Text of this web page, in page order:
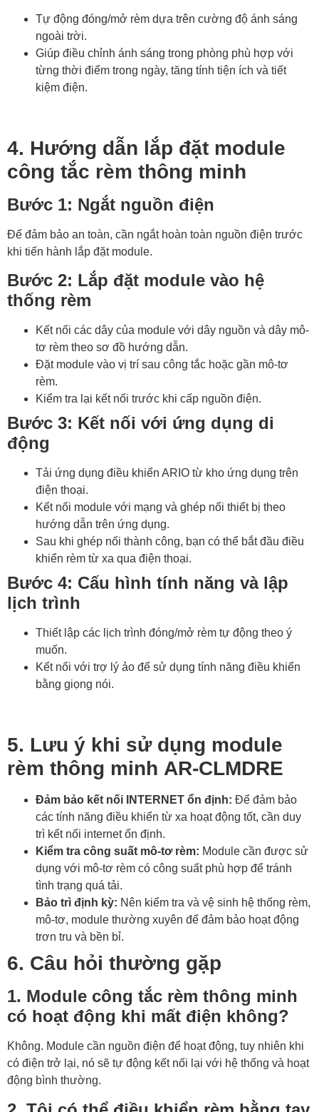
Tự động đóng/mở rèm dựa trên cường độ ánh sáng
ngoài trời.
Giúp điều chỉnh ánh sáng trong phòng phù hợp với
từng thời điểm trong ngày, tăng tính tiện ích và tiết
kiệm điện.
4. Hướng dẫn lắp đặt module
công tắc rèm thông minh
Bước 1: Ngắt nguồn điện
Để đảm bảo an toàn, cần ngắt hoàn toàn nguồn điện trước
khi tiến hành lắp đặt module.
Bước 2: Lắp đặt module vào hệ
thống rèm
Kết nối các dây của module với dây nguồn và dây mô-
tơ rèm theo sơ đồ hướng dẫn.
Đặt module vào vị trí sau công tắc hoặc gần mô-tơ
rèm.
Kiểm tra lại kết nối trước khi cấp nguồn điện.
Bước 3: Kết nối với ứng dụng di
động
Tải ứng dụng điều khiển ARIO từ kho ứng dụng trên
điện thoại.
Kết nối module với mạng và ghép nối thiết bị theo
hướng dẫn trên ứng dụng.
Sau khi ghép nối thành công, bạn có thể bắt đầu điều
khiển rèm từ xa qua điện thoại.
Bước 4: Cấu hình tính năng và lập
lịch trình
Thiết lập các lịch trình đóng/mở rèm tự động theo ý
muốn.
Kết nối với trợ lý ảo để sử dụng tính năng điều khiển
bằng giọng nói.
5. Lưu ý khi sử dụng module
rèm thông minh AR-CLMDRE
Đảm bảo kết nối INTERNET ổn định: Để đảm bảo
các tính năng điều khiển từ xa hoạt động tốt, cần duy
trì kết nối internet ổn định.
Kiểm tra công suất mô-tơ rèm: Module cần được sử
dụng với mô-tơ rèm có công suất phù hợp để tránh
tình trạng quá tải.
Bảo trì định kỳ: Nên kiểm tra và vệ sinh hệ thống rèm,
mô-tơ, module thường xuyên để đảm bảo hoạt động
trơn tru và bền bỉ.
6. Câu hỏi thường gặp
1. Module công tắc rèm thông minh
có hoạt động khi mất điện không?
Không. Module cần nguồn điện để hoạt động, tuy nhiên khi
có điện trở lại, nó sẽ tự động kết nối lại với hệ thống và hoạt
động bình thường.